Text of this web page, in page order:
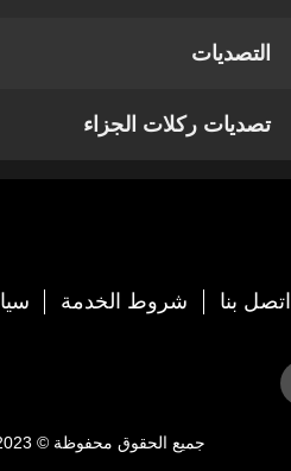
التصديات
تصديات ركلات الجزاء
اتصل بنا شروط الخدمة
جميع الحقوق محفوظة © 2023